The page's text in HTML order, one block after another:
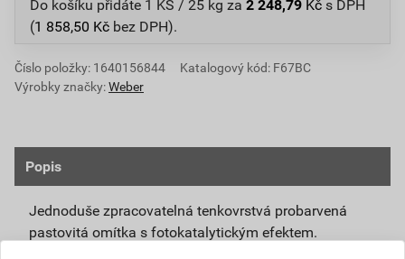
Do košíku přidáte 1 KS / 25 kg za 2 248,79 Kč s DPH
(1 858,50 Kč bez DPH).
Číslo položky: 1640156844
Katalogový kód: F67BC
Výrobky značky:Weber
Popis
Jednoduše zpracovatelná tenkovrstvá probarvená
pastovitá omítka s fotokatalytickým efektem.